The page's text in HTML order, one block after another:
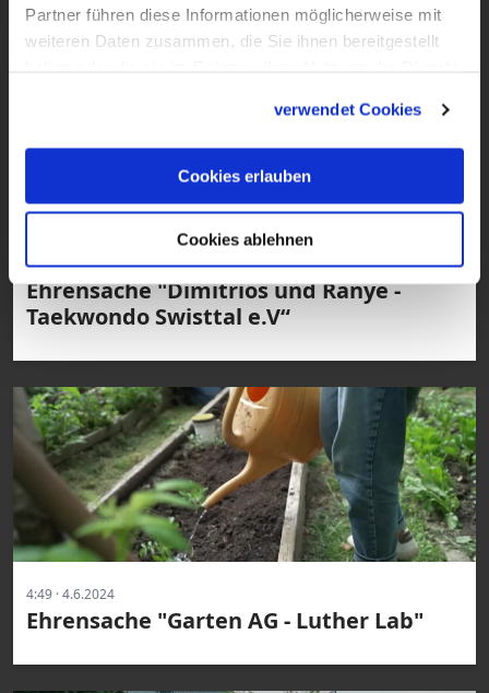
Partner führen diese Informationen möglicherweise mit
weiteren Daten zusammen, die Sie ihnen bereitgestellt
verwendet Cookies
Cookies erlauben
Cookies ablehnen
4:44 · 11.6.2024
Ehrensache "Dimitrios und Ranye -
Taekwondo Swisttal e.V“
4:49 · 4.6.2024
Ehrensache "Garten AG - Luther Lab"